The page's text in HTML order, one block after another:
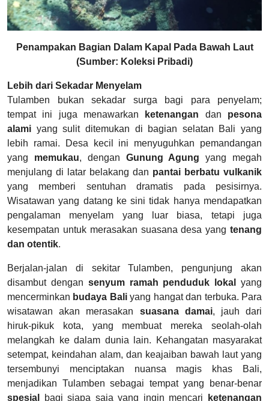
Penampakan Bagian Dalam Kapal Pada Bawah Laut
(Sumber: Koleksi Pribadi)
Lebih dari Sekadar Menyelam
Tulamben bukan sekadar surga bagi para penyelam;
tempat ini juga menawarkan
ketenangan dan pesona
alami yang sulit ditemukan di bagian selatan Bali yang
lebih ramai. Desa kecil ini menyuguhkan pemandangan
yang memukau, dengan Gunung Agung yang megah
menjulang di latar belakang dan pantai berbatu vulkanik
yang memberi sentuhan dramatis pada pesisirnya.
Wisatawan yang datang ke sini tidak hanya mendapatkan
pengalaman menyelam yang luar biasa, tetapi juga
kesempatan untuk merasakan suasana desa yang tenang
dan otentik.
Berjalan-jalan di sekitar Tulamben, pengunjung akan
disambut dengan senyum ramah penduduk lokal
yang
mencerminkan budaya Baliyang hangat dan terbuka. Para
wisatawan akan merasakan suasana damai, jauh dari
hiruk-pikuk kota, yang membuat mereka seolah-olah
melangkah ke dalam dunia lain. Kehangatan masyarakat
setempat, keindahan alam, dan keajaiban bawah laut yang
tersembunyi menciptakan nuansa magis khas Bali,
menjadikan Tulamben sebagai tempat yang benar-benar
spesial
bagi siapa saja yang ingin mencari
ketenangan